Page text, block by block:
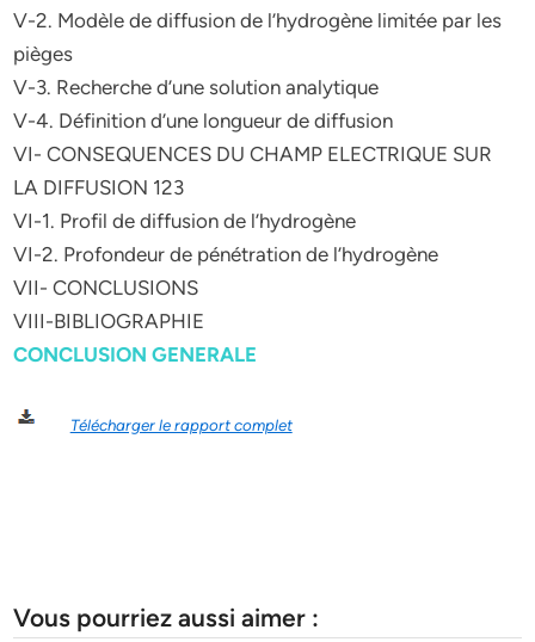
V-2. Modèle de diffusion de l’hydrogène limitée par les
pièges
V-3. Recherche d’une solution analytique
V-4. Définition d’une longueur de diffusion
VI- CONSEQUENCES DU CHAMP ELECTRIQUE SUR
LA DIFFUSION 123
VI-1. Profil de diffusion de l’hydrogène
VI-2. Profondeur de pénétration de l’hydrogène
VII- CONCLUSIONS
VIII-BIBLIOGRAPHIE
CONCLUSION GENERALE
Télécharger le rapport complet
Vous pourriez aussi aimer :